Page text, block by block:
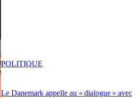
Le Danemark appelle au « dialogue » avec
POLITIQUE